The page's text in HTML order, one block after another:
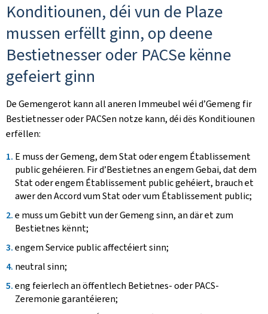
Konditiounen, déi vun de Plaze
mussen erfëllt ginn, op deene
Bestietnesser oder PACSe kënne
gefeiert ginn
De Gemengerot kann all aneren Immeubel wéi d’Gemeng fir
Bestietnesser oder PACSen notze kann, déi dës Konditiounen
erfëllen:
E muss der Gemeng, dem Stat oder engem Établissement
public gehéieren. Fir d’Bestietnes an engem Gebai, dat dem
Stat oder engem Établissement public gehéiert, brauch et
awer den Accord vum Stat oder vum Établissement public;
e muss um Gebitt vun der Gemeng sinn, an där et zum
Bestietnes kënnt;
engem Service public affectéiert sinn;
neutral sinn;
eng feierlech an öffentlech Betietnes- oder PACS-
Zeremonie garantéieren;